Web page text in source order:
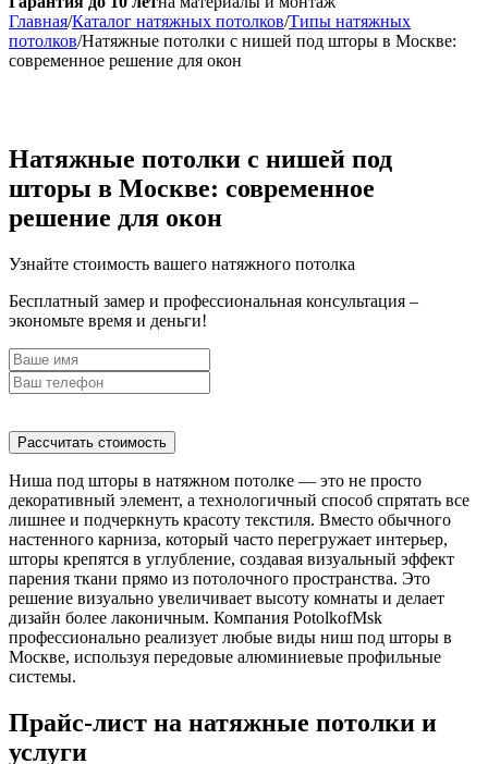
Главная/Каталог натяжных потолков/Типы натяжных
потолков/Натяжные потолки с нишей под шторы в Москве:
современное решение для окон
Натяжные потолки с нишей под
шторы в Москве: современное
решение для окон
Узнайте стоимость вашего натяжного потолка
Бесплатный замер и профессиональная консультация –
экономьте время и деньги!
Рассчитать стоимость
Ниша под шторы в натяжном потолке — это не просто
декоративный элемент, а технологичный способ спрятать все
лишнее и подчеркнуть красоту текстиля. Вместо обычного
настенного карниза, который часто перегружает интерьер,
шторы крепятся в углубление, создавая визуальный эффект
парения ткани прямо из потолочного пространства. Это
решение визуально увеличивает высоту комнаты и делает
дизайн более лаконичным. Компания PotolkofMsk
профессионально реализует любые виды ниш под шторы в
Москве, используя передовые алюминиевые профильные
системы.
Прайс-лист на натяжные потолки и
услуги